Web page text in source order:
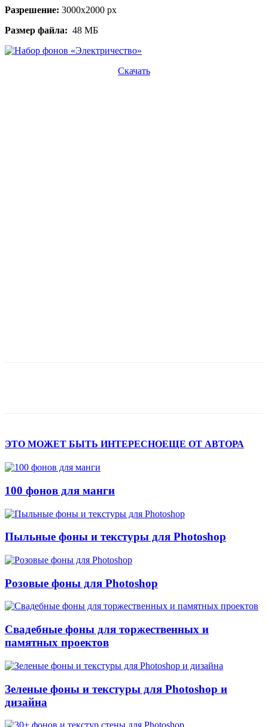
Разрешение: 3000х2000 px
Размер файла: 48 МБ
Скачать
ЭТО МОЖЕТ БЫТЬ ИНТЕРЕСНОЕЩЕ ОТ АВТОРА
100 фонов для манги
Пыльные фоны и текстуры для Photoshop
Розовые фоны для Photoshop
Свадебные фоны для торжественных и
памятных проектов
Зеленые фоны и текстуры для Photoshop и
дизайна